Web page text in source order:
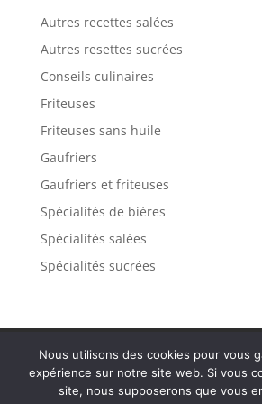
Autres recettes salées
Autres resettes sucrées
Conseils culinaires
Friteuses
Friteuses sans huile
Gaufriers
Gaufriers et friteuses
Spécialités de bières
Spécialités salées
Spécialités sucrées
Contact Mentions légales
Politique de
Nous utilisons des cookies pour vous
expérience sur notre site web. Si vous
site, nous supposerons que vous